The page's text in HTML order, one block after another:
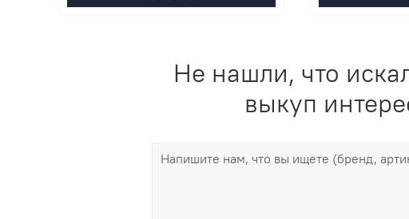
Не нашли, что
выкуп